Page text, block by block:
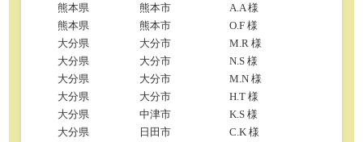
熊本県
熊本市
A.A 様
熊本県
熊本市
O.F 様
大分県
大分市
M.R 様
大分県
大分市
N.S 様
大分県
大分市
M.N 様
大分県
大分市
H.T 様
大分県
中津市
K.S 様
大分県
日田市
C.K 様